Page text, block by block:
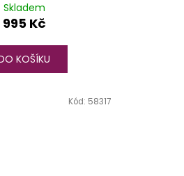
Skladem
995 Kč
KOŠÍKU
Kód: 58317